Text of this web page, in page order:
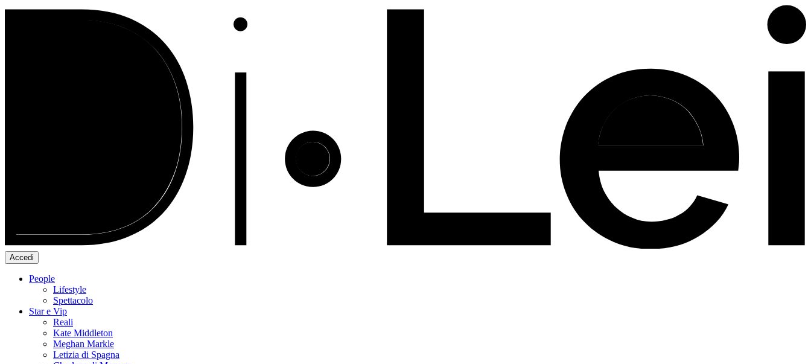
Accedi
People
Lifestyle
Spettacolo
Star e Vip
Reali
Kate Middleton
Meghan Markle
Letizia di Spagna